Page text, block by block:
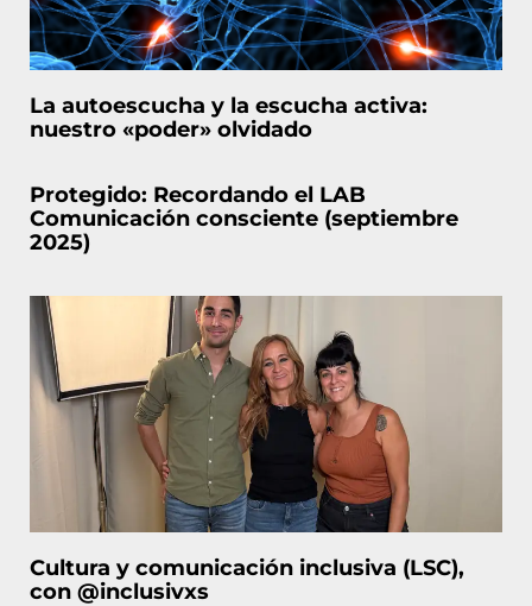
La autoescucha y la escucha activa:
nuestro «poder» olvidado
Protegido: Recordando el LAB
Comunicación consciente (septiembre
2025)
Cultura y comunicación inclusiva (LSC),
con @inclusivxs